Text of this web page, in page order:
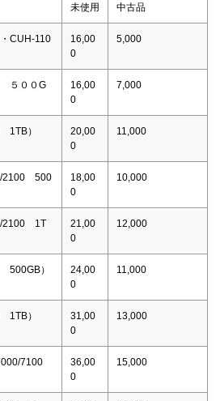
未使用 中古品
CUH-110
16,00
0
5,000
５００G
16,00
0
7,000
）
20,00
0
11,000
2100 500
18,00
0
10,000
2100 1T
21,00
0
12,000
）
24,00
0
11,000
）
31,00
0
13,000
7100
36,00
0
15,000